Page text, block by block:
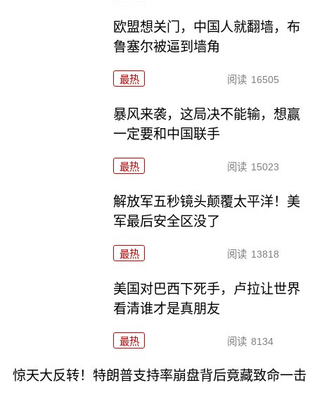
欧盟想关门，中国人就翻墙，布
鲁塞尔被逼到墙角
最热 阅读 16505
暴风来袭，这局决不能输，想赢
一定要和中国联手
最热 阅读 15023
解放军五秒镜头颠覆太平洋！美
军最后安全区没了
最热 阅读 13818
美国对巴西下死手，卢拉让世界
看清谁才是真朋友
最热 阅读 8134
惊天大反转！特朗普支持率崩盘背后竟藏致命一击